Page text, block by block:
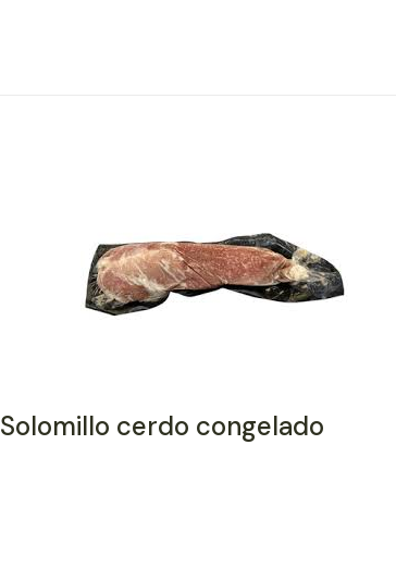
Solomillo cerdo congelado